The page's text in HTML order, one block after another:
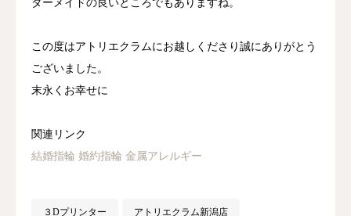
ダーメイドの良いところでもありますね。
この度はアトリエクラムにお越しくださり誠にありがとう
ございました。
末永くお幸せに
関連リンク
結婚指輪 婚約指輪 金属アレルギー
３Dプリンター アトリエクラム新潟店